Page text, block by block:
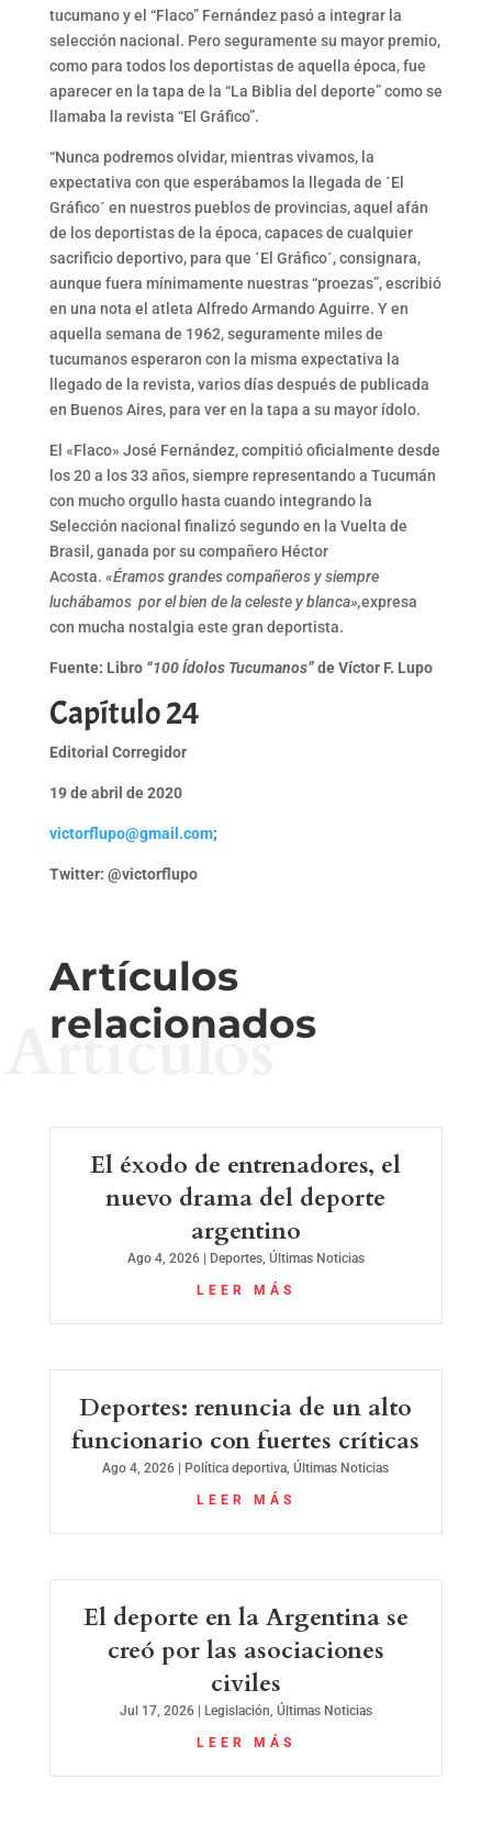
tucumano y el “Flaco” Fernández pasó a integrar la
selección nacional. Pero seguramente su mayor premio,
como para todos los deportistas de aquella época, fue
aparecer en la tapa de la “La Biblia del deporte” como se
llamaba la revista “El Gráfico”.
“Nunca podremos olvidar, mientras vivamos, la
expectativa con que esperábamos la llegada de ´El
Gráfico´ en nuestros pueblos de provincias, aquel afán
de los deportistas de la época, capaces de cualquier
sacrificio deportivo, para que ´El Gráfico´, consignara,
aunque fuera mínimamente nuestras “proezas”, escribió
en una nota el atleta Alfredo Armando Aguirre. Y en
aquella semana de 1962, seguramente miles de
tucumanos esperaron con la misma expectativa la
llegado de la revista, varios días después de publicada
en Buenos Aires, para ver en la tapa a su mayor ídolo.
El «Flaco» José Fernández, compitió oficialmente desde
los 20 a los 33 años, siempre representando a Tucumán
con mucho orgullo hasta cuando integrando la
Selección nacional finalizó segundo en la Vuelta de
Brasil, ganada por su compañero Héctor
Acosta. «Éramos grandes compañeros y siempre
luchábamos por el bien de la celeste y blanca»,expresa
con mucha nostalgia este gran deportista.
Fuente: Libro “100 Ídolos Tucumanos”de Víctor F. Lupo
Capítulo 24
Editorial Corregidor
19 de abril de 2020
victorflupo@gmail.com;
Twitter: @victorflupo
Artículos
relacionados
Artículos
El éxodo de entrenadores, el
nuevo drama del deporte
argentino
Ago 4, 2026| Deportes, Últimas Noticias
LEER MÁS
Deportes: renuncia de un alto
funcionario con fuertes críticas
Ago 4, 2026 Política deportiva,Últimas Noticias
LEER MÁS
El deporte en la Argentina se
creó por las asociaciones
civiles
Jul 17, 2026| Legislación, Últimas Noticias
LEER MÁS